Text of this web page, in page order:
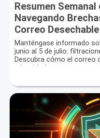
Resumen
Navegando
Correo
de 2026)
Manténgase informado
junio al 5 de julio:
Descubra cómo el correo
privacidad.